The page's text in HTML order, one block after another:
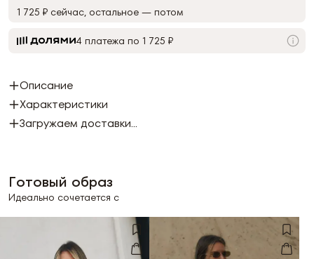
1 725 ₽ сейчас, остальное — потом
4 платежа по 1 725 ₽
Описание
Характеристики
Загружаем доставки...
Готовый образ
Идеально сочетается с